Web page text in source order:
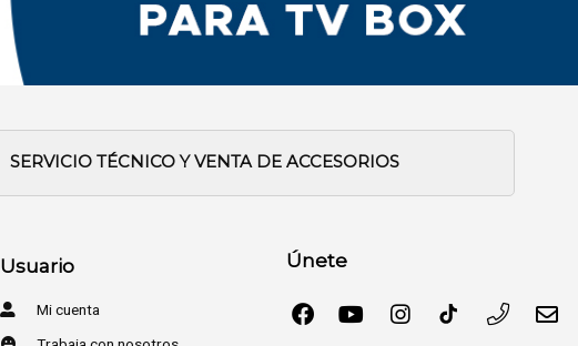
SERVICIO TÉCNICO Y VENTA DE ACCESORIOS
Usuario
Mi cuenta
Únete